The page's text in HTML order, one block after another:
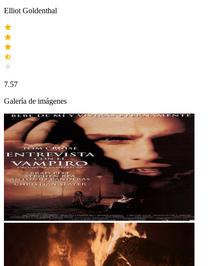
Elliot Goldenthal
7.57
Galería de imágenes